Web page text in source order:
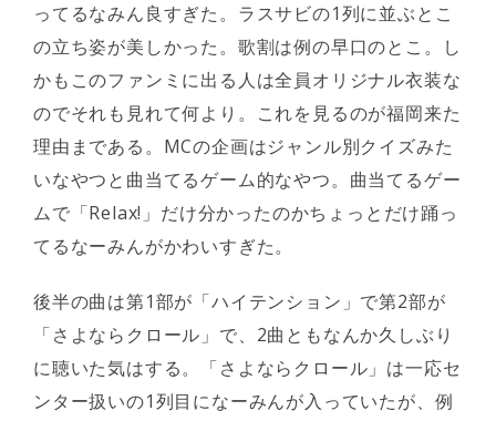
ってるなみん良すぎた。ラスサビの1列に並ぶとこ
の立ち姿が美しかった。歌割は例の早口のとこ。し
かもこのファンミに出る人は全員オリジナル衣装な
のでそれも見れて何より。これを見るのが福岡来た
理由まである。MCの企画はジャンル別クイズみた
いなやつと曲当てるゲーム的なやつ。曲当てるゲー
ムで「Relax!」だけ分かったのかちょっとだけ踊っ
てるなーみんがかわいすぎた。
後半の曲は第1部が「ハイテンション」で第2部が
「さよならクロール」で、2曲ともなんか久しぶり
に聴いた気はする。「さよならクロール」は一応セ
ンター扱いの1列目になーみんが入っていたが、例